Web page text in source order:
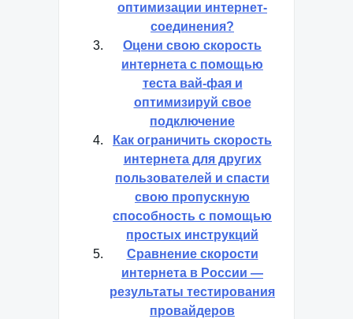
оптимизации интернет-
соединения?
Оцени свою скорость
интернета с помощью
теста вай-фая и
оптимизируй свое
подключение
Как ограничить скорость
интернета для других
пользователей и спасти
свою пропускную
способность с помощью
простых инструкций
Сравнение скорости
интернета в России —
результаты тестирования
провайдеров